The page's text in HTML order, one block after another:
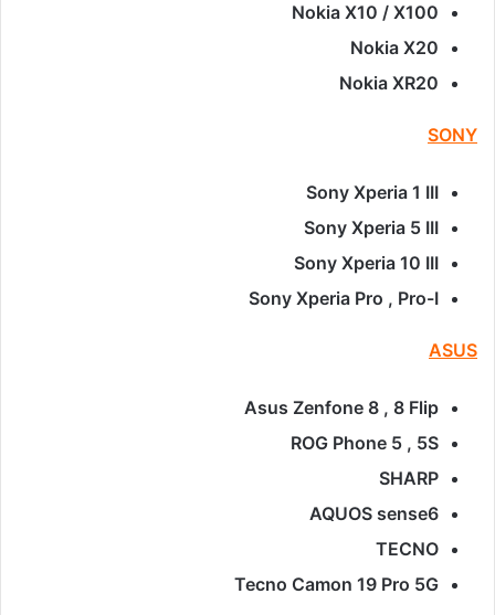
Nokia X10 / X100
Nokia X20
Nokia XR20
SONY
Sony Xperia 1 III
Sony Xperia 5 III
Sony Xperia 10 III
Sony Xperia Pro , Pro-I
ASUS
Asus Zenfone 8 , 8 Flip
ROG Phone 5 , 5S
SHARP
AQUOS sense6
TECNO
Tecno Camon 19 Pro 5G